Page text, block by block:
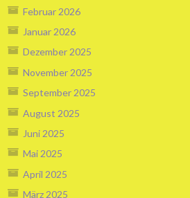
Februar 2026
Januar 2026
Dezember 2025
November 2025
September 2025
August 2025
Juni 2025
Mai 2025
April 2025
März 2025